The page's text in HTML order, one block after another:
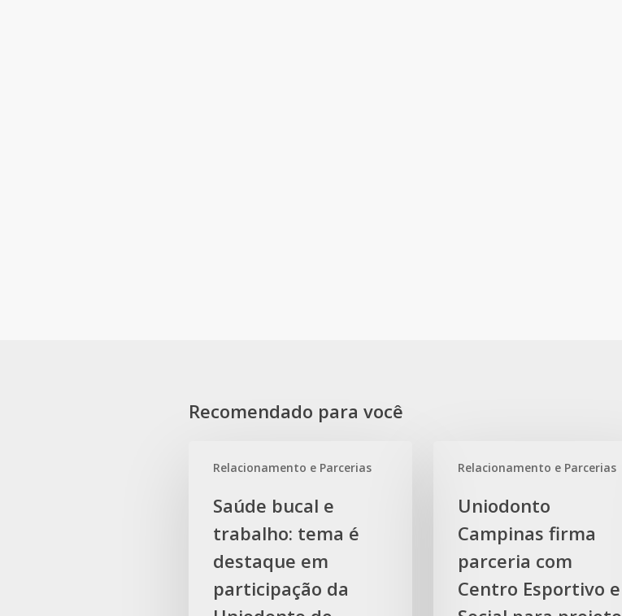
Recomendado para você
Relacionamento e Parcerias
bucal
trabalho:
tema
Saúde bucal e
trabalho: tema é
destaque em
participação da
Relacionamento e Parcerias
Campinas
parceria
Centro
Uniodonto
Campinas firma
parceria com
Centro Esportivo e